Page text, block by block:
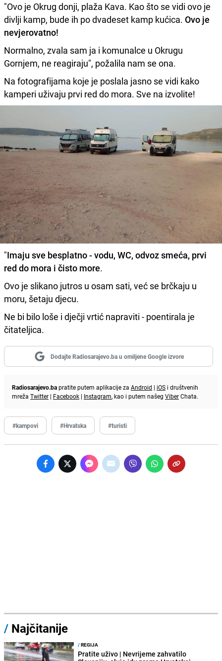
"Ovo je Okrug donji, plaža Kava. Kao što se vidi ovo je
divlji kamp, bude ih po dvadeset kamp kućica. Ovo je
nevjerovatno!
Normalno, zvala sam ja i komunalce u Okrugu
Gornjem, ne reagiraju", požalila nam se ona.
Na fotografijama koje je poslala jasno se vidi kako
kamperi uživaju prvi red do mora. Sve na izvolite!
"Imaju sve besplatno - vodu, WC, odvoz smeća, prvi
red do mora i čisto more.
Ovo je slikano jutros u osam sati, već se brčkaju u
moru, šetaju djecu.
Ne bi bilo loše i dječji vrtić napraviti - poentirala je
čitateljica.
Dodajte Radiosarajevo.ba u omiljene Google izvore
Radiosarajevo.bapratite putem aplikacije za Android | iOS i društvenih
mreža Twitter | Facebook | Instagram, kao i putem našeg ViberChata.
#kampovi #Hrvatska #turisti
/ Najčitanije
/REGIJA
Pratite uživo | Nevrijeme zahvatilo